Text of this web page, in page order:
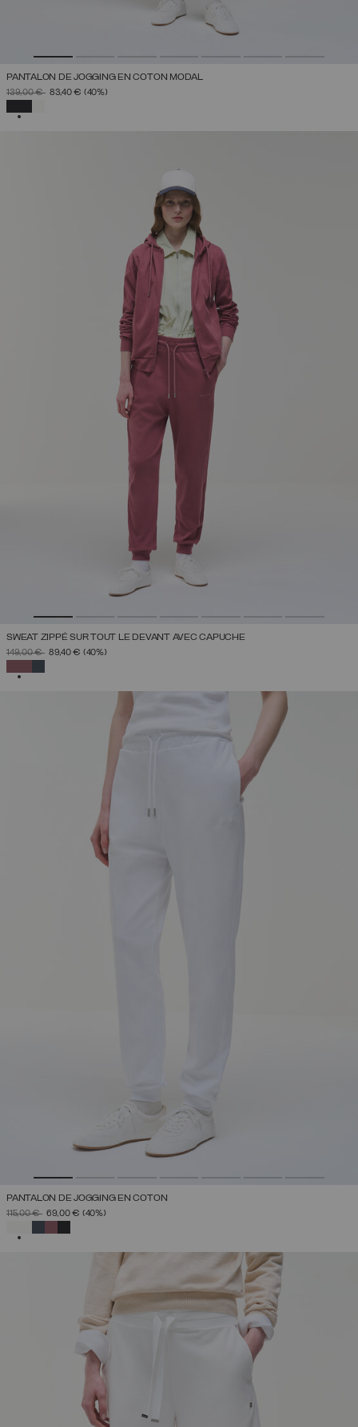
PANTALON DE JOGGING EN COTON MODAL
PRIX RÉDUIT DE
139,00 €À83,40 € (40%)
SWEAT ZIPPÉ SUR TOUT LE DEVANT AVEC CAPUCHE
PRIX RÉDUIT DE
149,00 €À89,40 € (40%)
PANTALON DE JOGGING EN COTON
PRIX RÉDUIT DE
115,00 €À69,00 € (40%)